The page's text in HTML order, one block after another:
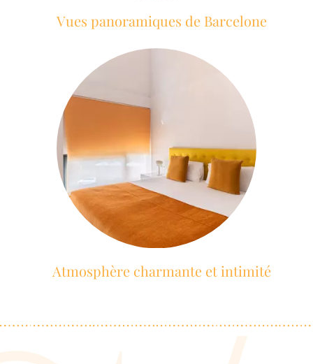
Vues panoramiques de Barcelone
Atmosphère charmante et intimité